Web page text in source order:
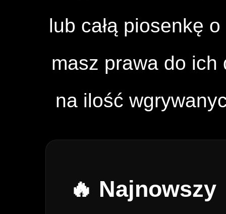
lub całą piosenkę
masz prawa do
na ilość
🔥 Najnowszy